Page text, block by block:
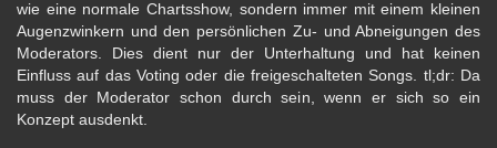
wie eine normale Chartsshow, sondern immer mit einem kleinen
Augenzwinkern und den persönlichen Zu- und Abneigungen des
Moderators. Dies dient nur der Unterhaltung und hat keinen
Einfluss auf das Voting oder die freigeschalteten Songs. tl;dr: Da
muss der Moderator schon durch sein, wenn er sich so ein
Konzept ausdenkt.